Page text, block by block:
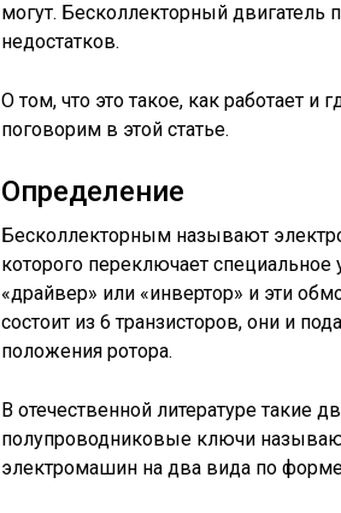
могут. Бесколлекторный
недостатков.
О том, что это такое, как работает
поговорим в этой статье.
Определение
Бесколлекторным называют
которого переключает
«драйвер» или «инвертор» и эти
состоит из 6 транзисторов, они и
положения ротора.
В отечественной литературе такие
полупроводниковые ключи
электромашин на два вида по